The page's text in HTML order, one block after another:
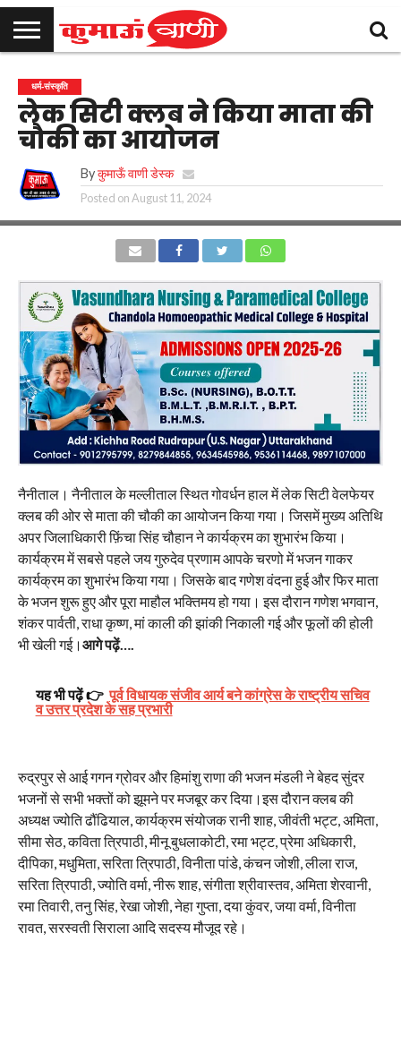
उत्तराखण्ड
राजनीति
मनोरंजन
क्राइम
खेल
समाचार
शिक्षा
स्वास्थ्य
धर्म-
संस्कृति
चुनाव
विज्ञापन
संपर्क
करें
धर्म-संस्कृति
लेक सिटी क्लब ने किया माता की
चौकी का आयोजन
By कुमाऊँ वाणी डेस्क
Posted onAugust 11, 2024
नैनीताल। नैनीताल के मल्लीताल स्थित गोवर्धन हाल में लेक सिटी वेलफेयर
क्लब की ओर से माता की चौकी का आयोजन किया गया। जिसमें मुख्य अतिथि
अपर जिलाधिकारी फ़िंचा सिंह चौहान ने कार्यक्रम का शुभारंभ किया।
कार्यक्रम में सबसे पहले जय गुरुदेव प्रणाम आपके चरणो में भजन गाकर
कार्यक्रम का शुभारंभ किया गया। जिसके बाद गणेश वंदना हुई और फिर माता
के भजन शुरू हुए और पूरा माहौल भक्तिमय हो गया। इस दौरान गणेश भगवान,
शंकर पार्वती, राधा कृष्ण, मां काली की झांकी निकाली गई और फूलों की होली
भी खेली गई। आगे पढ़ें….
यह भी पढ़ें 👉 पूर्व विधायक संजीव आर्य बने कांग्रेस के राष्ट्रीय सचिव
व उत्तर प्रदेश के सह प्रभारी
रुद्रपुर से आई गगन ग्रोवर और हिमांशु राणा की भजन मंडली ने बेहद सुंदर
भजनों से सभी भक्तों को झूमने पर मजबूर कर दिया।इस दौरान क्लब की
अध्यक्ष ज्योति ढौंढियाल, कार्यक्रम संयोजक रानी शाह, जीवंती भट्ट, अमिता,
सीमा सेठ, कविता त्रिपाठी, मीनू बुधलाकोटी, रमा भट्ट, प्रेमा अधिकारी,
दीपिका, मधुमिता, सरिता त्रिपाठी, विनीता पांडे, कंचन जोशी, लीला राज,
सरिता त्रिपाठी, ज्योति वर्मा, नीरू शाह, संगीता श्रीवास्तव, अमिता शेरवानी,
रमा तिवारी, तनु सिंह, रेखा जोशी, नेहा गुप्ता, दया कुंवर, जया वर्मा, विनीता
रावत, सरस्वती सिराला आदि सदस्य मौजूद रहे।